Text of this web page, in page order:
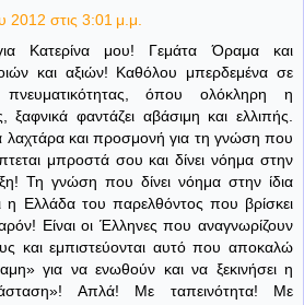
2012 στις 3:01 μ.μ.
Κατερίνα μου! Γεμάτα Όραμα και
και αξιών! Καθόλου μπερδεμένα σε
πνευματικότητας, όπου ολόκληρη η
ξαφνικά φαντάζει αβάσιμη και ελλιπής.
λαχτάρα και προσμονή για τη γνώση που
μπροστά σου και δίνει νόημα στην
Τη γνώση που δίνει νόημα στην ίδια
η Ελλάδα του παρελθόντος που βρίσκει
Είναι οι Έλληνες που αναγνωρίζουν
και εμπιστεύονται αυτό που αποκαλώ
για να ενωθούν και να ξεκινήσει η
Απλά! Με ταπεινότητα! Με